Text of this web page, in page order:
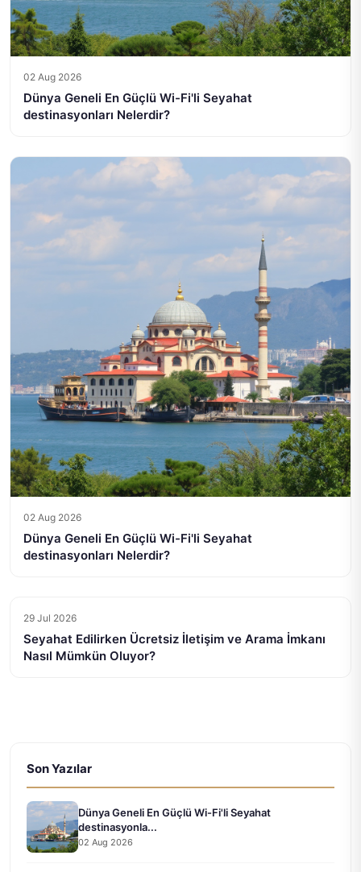
02 Aug 2026
Dünya Geneli En Güçlü Wi-Fi'li Seyahat
destinasyonları Nelerdir?
02 Aug 2026
Dünya Geneli En Güçlü Wi-Fi'li Seyahat
destinasyonları Nelerdir?
29 Jul 2026
Seyahat Edilirken Ücretsiz İletişim ve Arama İmkanı
Nasıl Mümkün Oluyor?
Son Yazılar
Dünya Geneli En Güçlü Wi-Fi'li Seyahat
destinasyonla...
02 Aug 2026